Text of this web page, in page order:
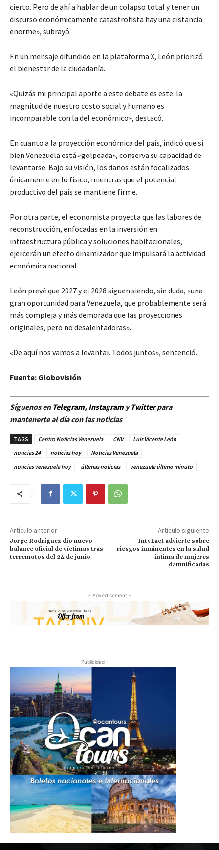
cierto. Pero de ahí a hablar de un colapso total y tener un
discurso económicamente catastrofista hay una distancia
enorme», subrayó.
En un mensaje difundido en la plataforma X, León priorizó
el bienestar de la ciudadanía.
«Quizás mi principal aporte a este debate es este: la
magnitud de nuestro costo social y humano es
incomparable con la del económico», destacó.
En cuanto a la proyección económica del país, indicó que si
bien Venezuela está «golpeada», conserva su capacidad de
levantarse. Bajo su visión, los daños están focalizados
únicamente en lo físico, mientras que el potencial
productivo del país se mantiene firme.
Por otra parte, el economista proyecta que las labores de
reconstrucción, enfocadas en la inversión en
infraestructura pública y soluciones habitacionales,
ejercerán un efecto dinamizador que impulsará la actividad
económica nacional.
León prevé que 2027 y el 2028 siguen siendo, sin duda, «una
gran oportunidad para Venezuela, que probablemente será
más compleja y más demorada que las proyecciones
originales, pero no desalentadoras».
«De aquí nos vamos a levantar. Todos juntos», sentenció.
Fuente: Globovisión
Síguenos en Telegram, InstagramyTwitterpara
mantenerte al día con las noticias
TAGS Centro Noticias Venezuela CNV
Luis Vicente León
noticias 24
noticias hoy
Noticias Venezuela
noticias venezuela hoy
últimas noticias venezuela último minuto
Artículo anterior
Jorge Rodríguez dio nuevo
balance oficial de víctimas tras
terremotos del 24 de junio
Artículo siguiente
IntyLact advierte sobre
riesgos inminentes en la salud
íntima de mujeres
damnificadas
- Advertisement -
- Publicidad -